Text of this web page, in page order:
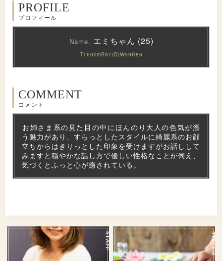
PROFILE
プロフィール
Name. エミちゃん (25)
T160cmB87(D)W59H86
COMMENT
コメント
お姉さま系の見た目の中にほんのり大人の色気が漂
う魅力があり、すらっとしたスタイルに綺麗系のお顔
立ちからはきりっとした印象を受けますがお話しして
みますと穏やかな話し方で優しい性格なことが伺え、
気づくとふっと心が癒されている。